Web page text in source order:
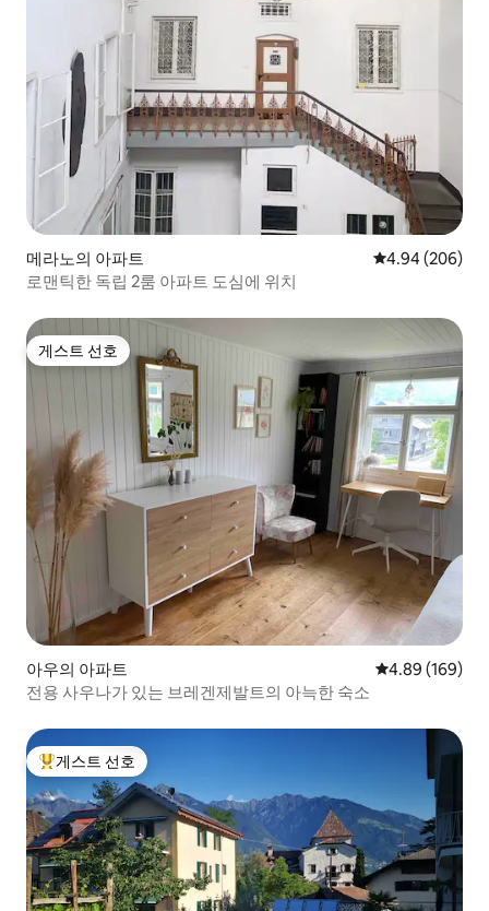
메라노의 아파트 평점 4.94점(5
4.94 (206)
로맨틱한 독립 2룸 아파트 도심에 위치
게스트 선호
게스트 선호
아우의 아파트 평점 4.89점(5
4.89 (169)
전용 사우나가 있는 브레겐제발트의 아늑한 숙소
상위 게스트 선호
게스트 선호